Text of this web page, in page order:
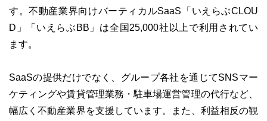
す。不動産業界向けバーティカルSaaS「いえらぶCLOU
D」「いえらぶBB」は全国25,000社以上で利用されてい
ます。
SaaSの提供だけでなく、グループ各社を通じてSNSマー
ケティングや賃貸管理業務・駐車場運営管理の代行など、
幅広く不動産業界を支援しています。また、利益相反の観